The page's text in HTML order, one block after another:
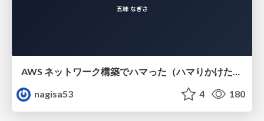
AWS ネットワーク構築でハマった（ハマりかけた） 5選とそこから得た教訓
nagisa53
4 180